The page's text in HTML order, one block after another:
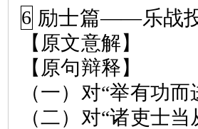
6 励士篇——乐战
【原文意解】
【原句辩释】
（一）对“举有功
（二）对“诸吏士